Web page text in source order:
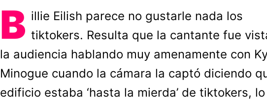
B illie Eilish parece no gustarle nada los
tiktokers. Resulta que la cantante fue
la audiencia hablando muy amenamente con
Minogue cuando la cámara la captó diciendo
edificio estaba ‘hasta la mierda’ de tiktokers,